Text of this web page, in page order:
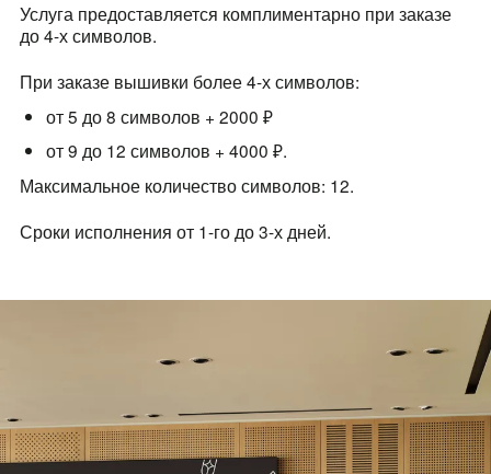
Услуга предоставляется комплиментарно при заказе
до 4-х символов.
При заказе вышивки более 4-х символов:
от 5 до 8 символов + 2000 ₽
от 9 до 12 символов + 4000 ₽.
Максимальное количество символов: 12.
Сроки исполнения от 1-го до 3-х дней.
Состав и уход
Loyalty
Вакансии
Контакты
КУПИТЬ КАРТУ